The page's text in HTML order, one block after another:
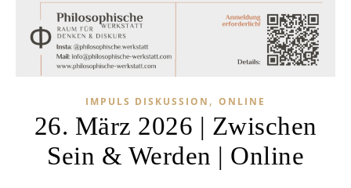
IMPULS DISKUSSION , ONLINE
26. März 2026 | Zwischen
Sein & Werden | Online